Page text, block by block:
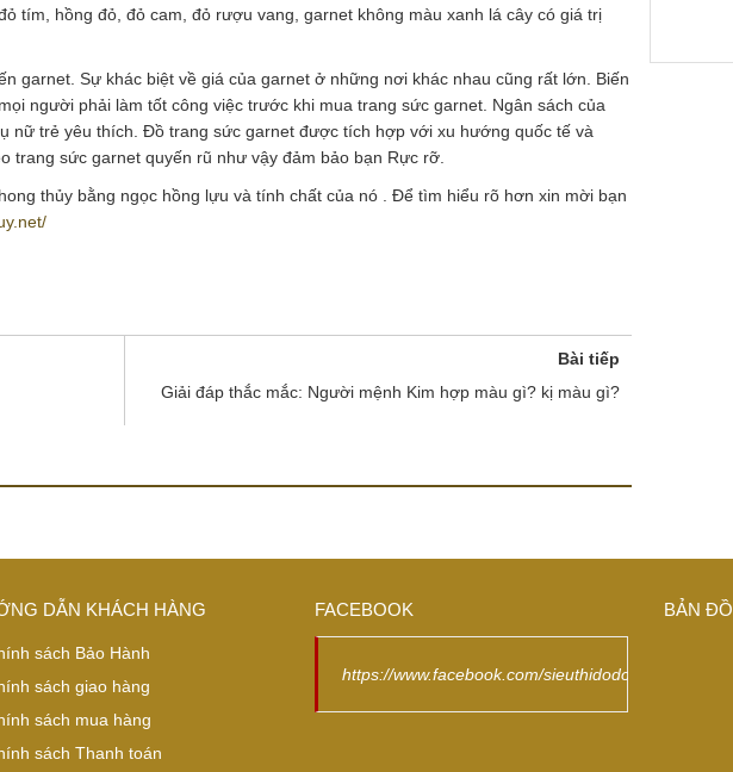
tím, hồng đỏ, đỏ cam, đỏ rượu vang, garnet không màu xanh lá cây có giá trị
garnet. Sự khác biệt về giá của garnet ở những nơi khác nhau cũng rất lớn. Biến
người phải làm tốt công việc trước khi mua trang sức garnet. Ngân sách của
nữ trẻ yêu thích. Đồ trang sức garnet được tích hợp với xu hướng quốc tế và
sức garnet quyến rũ như vậy đảm bảo bạn Rực rỡ.
thủy bằng ngọc hồng lựu và tính chất của nó . Để tìm hiểu rõ hơn xin mời bạn
Bài tiếp
Giải đáp thắc mắc: Người mệnh Kim hợp màu gì? kị màu gì?
DẪN KHÁCH HÀNG
sách Bảo Hành
sách giao hàng
sách mua hàng
sách Thanh toán
FACEBOOK
https://www.facebook.com/sieuthidodongdep/
BẢN ĐỒ